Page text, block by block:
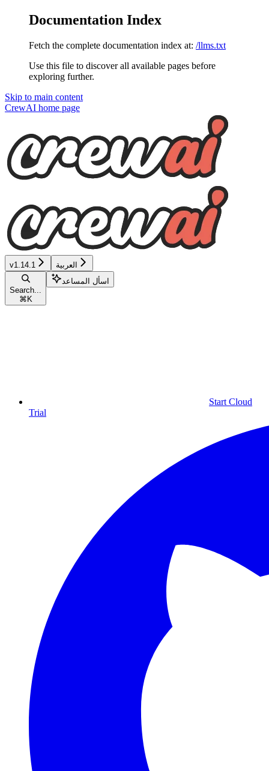
Documentation Index
Fetch the complete documentation index at: /llms.txt
Use this file to discover all available pages before
exploring further.
Skip to main content
CrewAI home page
v1.14.1 العربية
Search...
⌘ K
اسأل المساعد
Start Cloud
Trial